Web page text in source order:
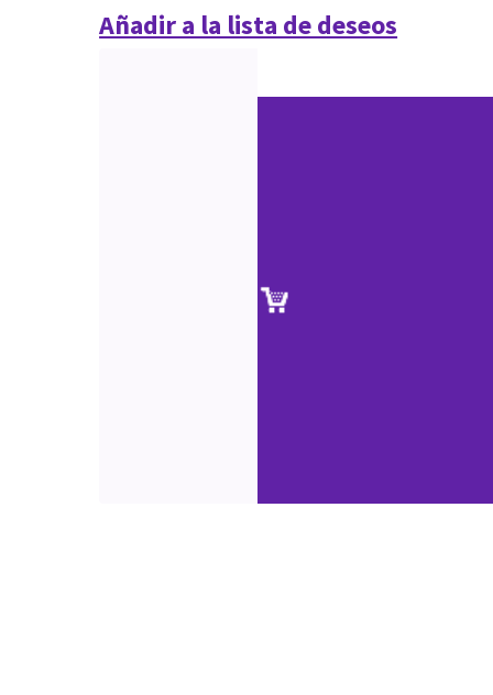
Añadir a la lista de deseos